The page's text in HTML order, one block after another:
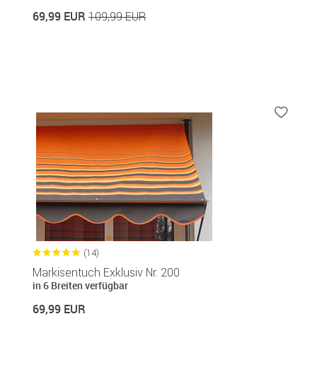
69,99 EUR 109,99 EUR
(14)
Markisentuch Exklusiv Nr. 200
in 6 Breiten verfügbar
69,99 EUR